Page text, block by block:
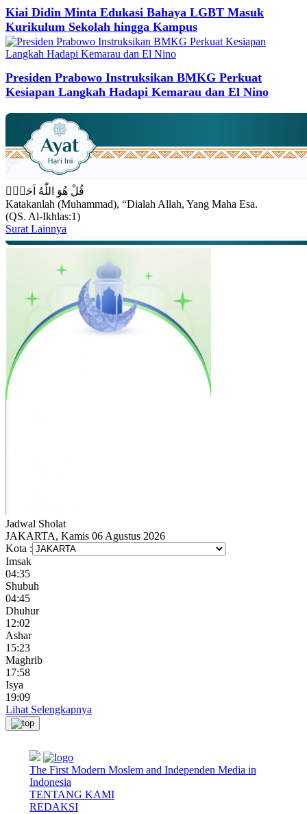
Kiai Didin Minta Edukasi Bahaya LGBT Masuk
Kurikulum Sekolah hingga Kampus
Presiden Prabowo Instruksikan BMKG Perkuat
Kesiapan Langkah Hadapi Kemarau dan El Nino
قُلْ هُوَ اللّٰهُ اَحَدٌۚ
Katakanlah (Muhammad), “Dialah Allah, Yang Maha Esa.
(QS. Al-Ikhlas:1)
Surat Lainnya
Jadwal Sholat
JAKARTA, Kamis 06 Agustus 2026
Kota :
Imsak
04:35
Shubuh
04:45
Dhuhur
12:02
Ashar
15:23
Maghrib
17:58
Isya
19:09
Lihat Selengkapnya
The First Modern Moslem and Independen Media in
Indonesia
TENTANG KAMI
REDAKSI